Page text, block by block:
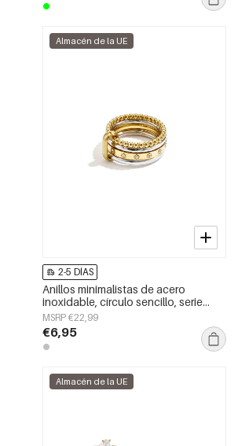
Almacén de la UE
2-5 DÍAS
Anillos minimalistas de acero
inoxidable, círculo sencillo, serie
Daily Simple, joyería para mujer.
MSRP €22,99
€6,95
Almacén de la UE